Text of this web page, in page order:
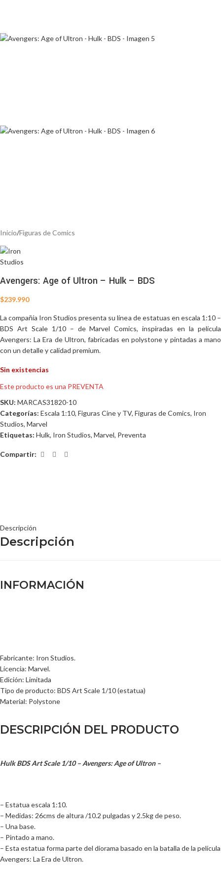
Inicio/Figuras de Comics
Avengers: Age of Ultron – Hulk – BDS
$239.990
La compañía Iron Studios presenta su línea de estatuas en escala 1:10 –
BDS Art Scale 1/10 – de Marvel Comics, inspiradas en la película
Avengers: La Era de Ultron, fabricadas en polystone y pintadas a mano
con un detalle y calidad premium.
Sin existencias
Este producto es una PREVENTA
SKU: MARCAS31820-10
Categorías: Escala 1:10, Figuras Cine y TV, Figuras de Comics, Iron
Studios, Marvel
Etiquetas: Hulk, Iron Studios, Marvel, Preventa
Compartir:
Descripción
Descripción
INFORMACIÓN
Fabricante: Iron Studios.
Licencia: Marvel.
Edición: Limitada
Tipo de producto: BDS Art Scale 1/10 (estatua)
Material: Polystone
DESCRIPCIÓN DEL PRODUCTO
Hulk BDS Art Scale 1/10 – Avengers: Age of Ultron –
– Estatua escala 1:10.
– Medidas: 26cms de altura /10.2 pulgadas y 2.5kg de peso.
– Una base.
– Pintado a mano.
– Esta estatua forma parte del diorama basado en la batalla de la película
Avengers: La Era de Ultron.